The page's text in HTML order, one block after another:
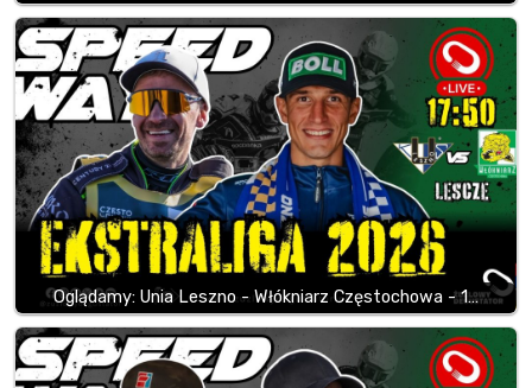
Oglądamy: Unia Leszno - Włókniarz Częstochowa - 1…